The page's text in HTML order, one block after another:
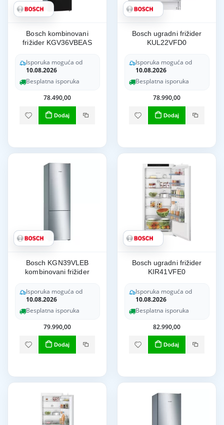
Bosch kombinovani
frižider KGV36VBEAS
Isporuka moguća od
10.08.2026
Besplatna isporuka
78.490,00
Dodaj
Bosch ugradni frižider
KUL22VFD0
Isporuka moguća od
10.08.2026
Besplatna isporuka
78.990,00
Dodaj
Bosch KGN39VLEB
kombinovani frižider
Isporuka moguća od
10.08.2026
Besplatna isporuka
79.990,00
Dodaj
Bosch ugradni frižider
KIR41VFE0
Isporuka moguća od
10.08.2026
Besplatna isporuka
82.990,00
Dodaj